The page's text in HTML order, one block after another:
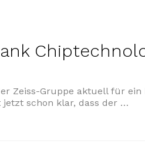
Zeiss-Gruppe aktuell für ein
jetzt schon klar, dass der …